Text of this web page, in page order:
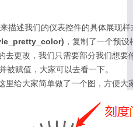
描述我们的仪表控件的具体展现
，复制了一个预
去更改，我们只需要部分我们想要
被赋值，大家可以去看一下。
里给大家简单做了一个图，方便大